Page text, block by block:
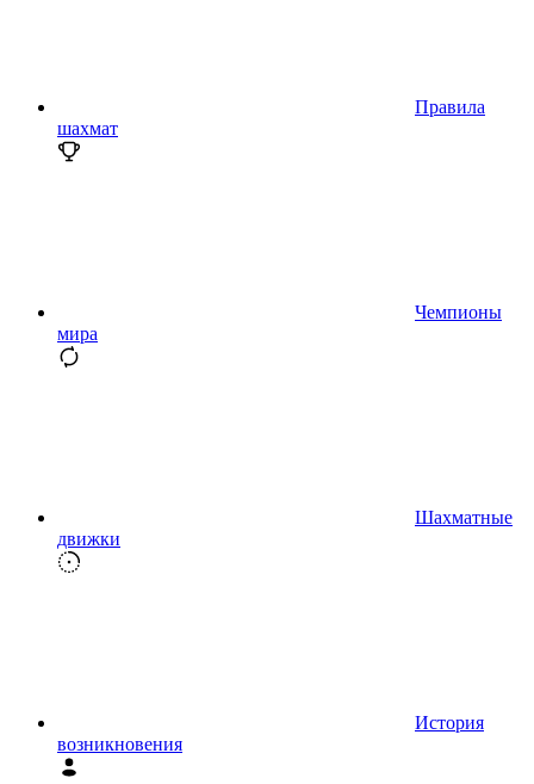
Правила
шахмат
Чемпионы
мира
Шахматные
движки
История
возникновения